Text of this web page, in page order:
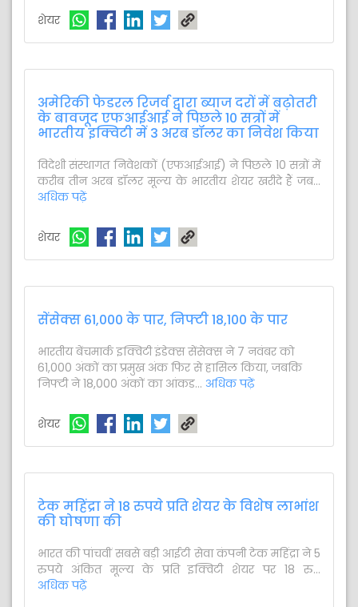
शेयर
अमेरिकी फेडरल रिजर्व द्वारा ब्याज दरों में बढ़ोतरी
के बावजूद एफआईआई ने पिछले 10 सत्रों में
भारतीय इक्विटी में 3 अरब डॉलर का निवेश किया
विदेशी संस्थागत निवेशकों (एफआईआई) ने पिछले 10 सत्रों में
करीब तीन अरब डॉलर मूल्य के भारतीय शेयर खरीदे हैं जब...
अधिक पढ़ें
शेयर
सेंसेक्स 61,000 के पार, निफ्टी 18,100 के पार
भारतीय बेंचमार्क इक्विटी इंडेक्स सेंसेक्स ने 7 नवंबर को
61,000 अंकों का प्रमुख अंक फिर से हासिल किया, जबकि
निफ्टी ने 18,000 अंकों का आंकड... अधिक पढ़ें
शेयर
टेक महिंद्रा ने 18 रुपये प्रति शेयर के विशेष लाभांश
की घोषणा की
भारत की पांचवीं सबसे बड़ी आईटी सेवा कंपनी टेक महिंद्रा ने 5
रुपये अंकित मूल्य के प्रति इक्विटी शेयर पर 18 रु...
अधिक पढ़ें